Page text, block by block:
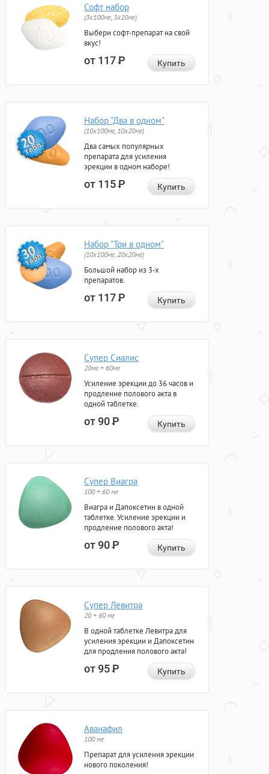
Софт набор
(3x100мг, 3x20мг)
Выбери софт-препарат на свой
вкус!
от 117Р Купить
Набор "Два в одном"
(10x100мг, 10x20мг)
Два самых популярных
препарата для усиления
эрекции в одном наборе!
от 115Р Купить
Набор "Три в одном"
(10x100мг, 20x20мг)
Большой набор из 3-х
препаратов.
от 117Р Купить
Супер Сиалис
20мг + 60мг
Усиление эрекции до 36 часов и
продление полового акта в
одной таблетке.
от 90Р Купить
Супер Виагра
100 + 60 мг
Виагра и Дапоксетин в одной
таблетке. Усиление эрекции и
продление полового акта!
от 90Р Купить
Супер Левитра
20 + 60 мг
В одной таблетке Левитра для
усиления эрекции и Дапоксетин
для продления полового акта!
от 95Р Купить
Аванафил
100 мг
Препарат для усиления эрекции
нового поколения!